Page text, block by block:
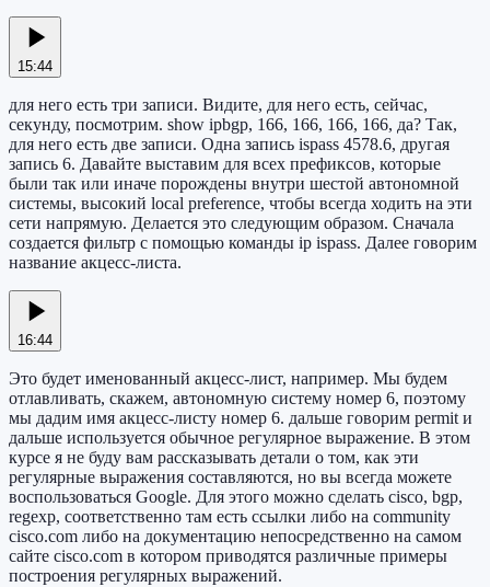
15:44
для него есть три записи. Видите, для него есть, сейчас,
секунду, посмотрим. show ipbgp, 166, 166, 166, 166, да? Так,
для него есть две записи. Одна запись ispass 4578.6, другая
запись 6. Давайте выставим для всех префиксов, которые
были так или иначе порождены внутри шестой автономной
системы, высокий local preference, чтобы всегда ходить на эти
сети напрямую. Делается это следующим образом. Сначала
создается фильтр с помощью команды ip ispass. Далее говорим
название акцесс-листа.
16:44
Это будет именованный акцесс-лист, например. Мы будем
отлавливать, скажем, автономную систему номер 6, поэтому
мы дадим имя акцесс-листу номер 6. дальше говорим permit и
дальше используется обычное регулярное выражение. В этом
курсе я не буду вам рассказывать детали о том, как эти
регулярные выражения составляются, но вы всегда можете
воспользоваться Google. Для этого можно сделать cisco, bgp,
regexp, соответственно там есть ссылки либо на community
cisco.com либо на документацию непосредственно на самом
сайте cisco.com в котором приводятся различные примеры
построения регулярных выражений.